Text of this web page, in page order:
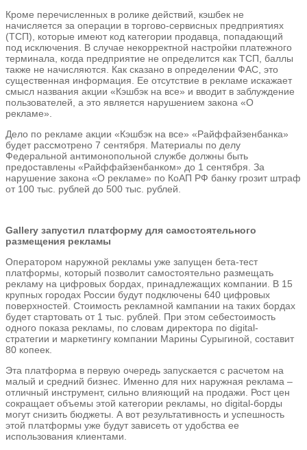
Кроме перечисленных в ролике действий, кэшбек не
начисляется за операции в торгово-сервисных предприятиях
(ТСП), которые имеют код категории продавца, попадающий
под исключения. В случае некорректной настройки платежного
терминала, когда предприятие не определится как ТСП, баллы
также не начисляются. Как сказано в определении ФАС, это
существенная информация. Ее отсутствие в рекламе искажает
смысл названия акции «Кэшбэк на все» и вводит в заблуждение
пользователей, а это является нарушением закона «О
рекламе».
Дело по рекламе акции «Кэшбэк на все» «Райффайзенбанка»
будет рассмотрено 7 сентября. Материалы по делу
Федеральной антимонопольной службе должны быть
предоставлены «Райффайзенбанком» до 1 сентября. За
нарушение закона «О рекламе» по КоАП РФ банку грозит штраф
от 100 тыс. рублей до 500 тыс. рублей.
Gallery запустил платформу для самостоятельного
размещения рекламы
Оператором наружной рекламы уже запущен бета-тест
платформы, который позволит самостоятельно размещать
рекламу на цифровых бордах, принадлежащих компании. В 15
крупных городах России будут подключены 640 цифровых
поверхностей. Стоимость рекламной кампании на таких бордах
будет стартовать от 1 тыс. рублей. При этом себестоимость
одного показа рекламы, по словам директора по digital-
стратегии и маркетингу компании Марины Сурыгиной, составит
80 копеек.
Эта платформа в первую очередь запускается с расчетом на
малый и средний бизнес. Именно для них наружная реклама –
отличный инструмент, сильно влияющий на продажи. Рост цен
сокращает объемы этой категории рекламы, но digital-борды
могут снизить бюджеты. А вот результативность и успешность
этой платформы уже будут зависеть от удобства ее
использования клиентами.